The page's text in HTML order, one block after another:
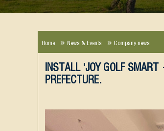
Home News & Events Company news
INSTALL 'JOY GOLF
PREFECTURE.